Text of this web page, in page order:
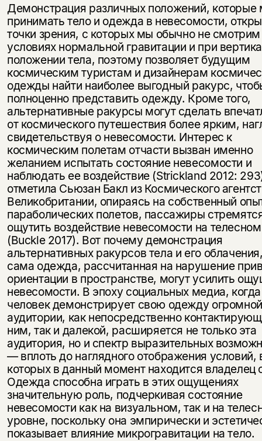
Демонстрация различных положений, которые
принимать тело и одежда в невесомости,
точки зрения, с которых мы обычно не
условиях нормальной гравитации и при
положении тела, поэтому позволяет будущим
космическим туристам и дизайнерам
одежды найти наиболее выгодный ракурс,
полноценно представить одежду. Кроме того,
альтернативные ракурсы могут сделать
от космического путешествия более ярким,
свидетельствуя о невесомости. Интерес к
космическим полетам отчасти вызван именно
желанием испытать состояние невесомости и
наблюдать ее воздействие (Strickland 2012:
отметила Сьюзан Бакл из Космического
Великобритании, опираясь на собственный
параболических полетов, пассажиры
ощутить воздействие невесомости на
(Buckle 2017). Вот почему демонстрация
альтернативных ракурсов тела и его
сама одежда, рассчитанная на нарушение
ориентации в пространстве, могут усилить
невесомости. В эпоху социальных медиа, когда
человек демонстрирует свою одежду огромной
аудитории, как непосредственно
ним, так и далекой, расширяется не только эта
аудитория, но и спектр выразительных
— вплоть до наглядного отображения условий,
которых в данный момент находится
Одежда способна играть в этих ощущениях
значительную роль, подчеркивая состояние
невесомости как на визуальном, так и на
уровне, поскольку она эмпирически и
показывает влияние микрогравитации на тело.